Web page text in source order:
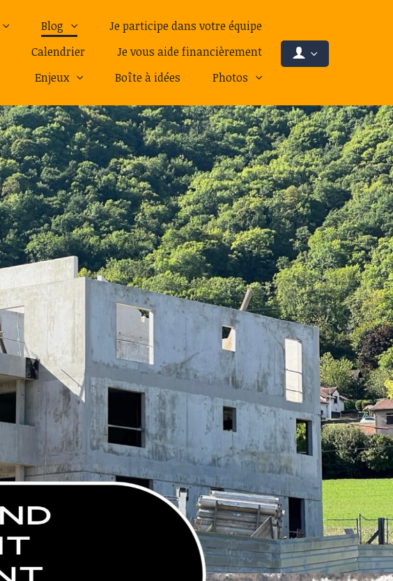
Blog
Je participe dans votre équipe
Calendrier
Je vous aide financièrement
Enjeux
Boîte à idées Photos